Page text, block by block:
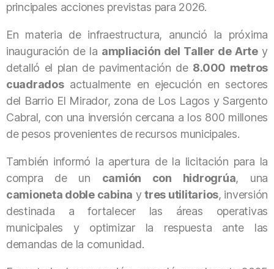
principales acciones previstas para 2026.
En materia de infraestructura, anunció la próxima
inauguración de la ampliación del Taller de Artey
detalló el plan de pavimentación de 8.000 metros
cuadradosactualmente en ejecución en sectores
del Barrio El Mirador, zona de Los Lagos y Sargento
Cabral, con una inversión cercana a los 800 millones
de pesos provenientes de recursos municipales.
También informó la apertura de la licitación para la
compra de un camión con hidrogrúa, una
camioneta doble cabina ytres utilitarios, inversión
destinada a fortalecer las áreas operativas
municipales y optimizar la respuesta ante las
demandas de la comunidad.